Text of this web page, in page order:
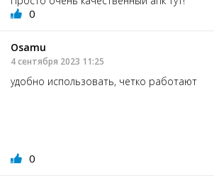
0
Osamu
4 сентября 2023 11:25
удобно использовать, четко работают
0